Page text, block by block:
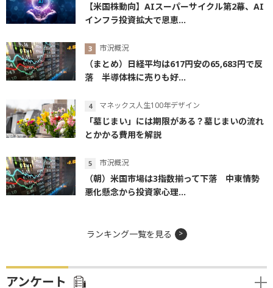
【米国株動向】AIスーパーサイクル第2幕、AI
インフラ投資拡大で恩恵...
市況概況
（まとめ）日経平均は617円安の65,683円で反
落 半導体株に売りも好...
マネックス人生100年デザイン
「墓じまい」には期限がある？墓じまいの流れ
とかかる費用を解説
市況概況
（朝）米国市場は3指数揃って下落 中東情勢
悪化懸念から投資家心理...
ランキング一覧を見る
アンケート